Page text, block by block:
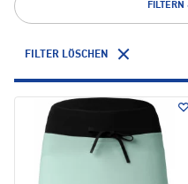
FILTERN
FILTER LÖSCHEN